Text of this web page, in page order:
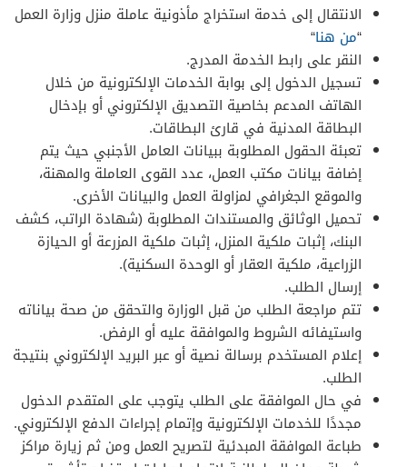
الانتقال إلى خدمة استخراج مأذونية عاملة منزل وزارة العمل
“من هنا“
النقر على رابط الخدمة المدرج.
تسجيل الدخول إلى بوابة الخدمات الإلكترونية من خلال
الهاتف المدعم بخاصية التصديق الإلكتروني أو بإدخال
البطاقة المدنية في قارئ البطاقات.
تعبئة الحقول المطلوبة ببيانات العامل الأجنبي حيث يتم
إضافة بيانات مكتب العمل، عدد القوى العاملة والمهنة،
والموقع الجغرافي لمزاولة العمل والبيانات الأخرى.
تحميل الوثائق والمستندات المطلوبة (شهادة الراتب، كشف
البنك، إثبات ملكية المنزل، إثبات ملكية المزرعة أو الحيازة
الزراعية، ملكية العقار أو الوحدة السكنية).
إرسال الطلب.
تتم مراجعة الطلب من قبل الوزارة والتحقق من صحة بياناته
واستيفائه الشروط والموافقة عليه أو الرفض.
إعلام المستخدم برسالة نصية أو عبر البريد الإلكتروني بنتيجة
الطلب.
في حال الموافقة على الطلب يتوجب على المتقدم الدخول
مجددًا للخدمات الإلكترونية وإتمام إجراءات الدفع الإلكتروني.
طباعة الموافقة المبدئية لتصريح العمل ومن ثم زيارة مراكز